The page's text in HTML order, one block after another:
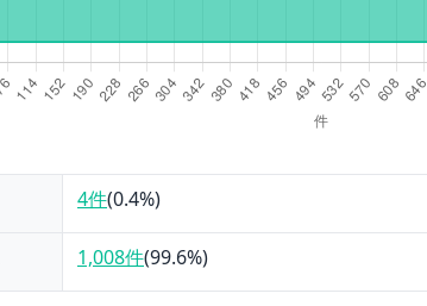
4件(0.4%)
1,008件(99.6%)